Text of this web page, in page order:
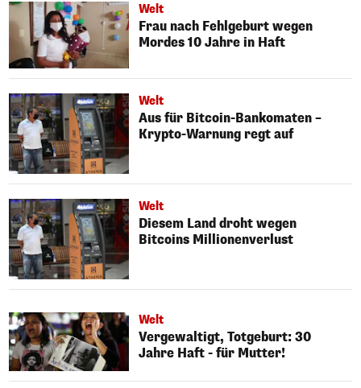
Welt
Frau nach Fehlgeburt wegen
Mordes 10 Jahre in Haft
Welt
Aus für Bitcoin-Bankomaten –
Krypto-Warnung regt auf
Welt
Diesem Land droht wegen
Bitcoins Millionenverlust
Welt
Vergewaltigt, Totgeburt: 30
Jahre Haft - für Mutter!